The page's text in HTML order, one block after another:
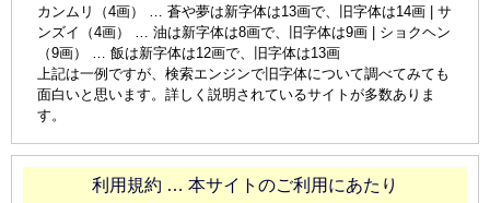
カンムリ（4画） … 蒼や夢は新字体は13画で、旧字体は14画 | サ
ンズイ（4画） … 油は新字体は8画で、旧字体は9画 | ショクヘン
（9画） … 飯は新字体は12画で、旧字体は13画
上記は一例ですが、検索エンジンで旧字体について調べてみても
面白いと思います。詳しく説明されているサイトが多数ありま
す。
利用規約 … 本サイトのご利用にあたり